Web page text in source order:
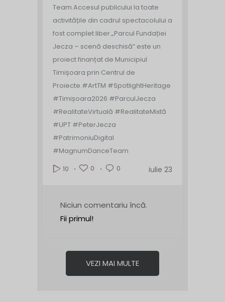
Team.Accesul publicului la toate
activitățile din cadrul spectacolului a
fost complet liber.„Parcul Fundației
Jecza – scenă deschisă” este un
proiect finanțat de Municipiul
Timișoara prin Centrul de
Proiecte.#ArtTM #SpotlightHeritage
#Timișoara2026 #ParculJecza
#RealitateVirtuală #RealitateMixtă
#UPT #PeterJecza
#PatrimoniuDigital
#MagnumDanceTeam
10
0 0 iulie 23
Niciun comentariu încă.
Fii primul!
VEZI MAI MULTE